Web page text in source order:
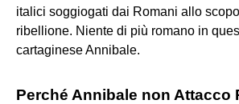
italici soggiogati dai Romani allo
ribellione. Niente di più romano in
cartaginese Annibale.
Perché Annibale non Attacco